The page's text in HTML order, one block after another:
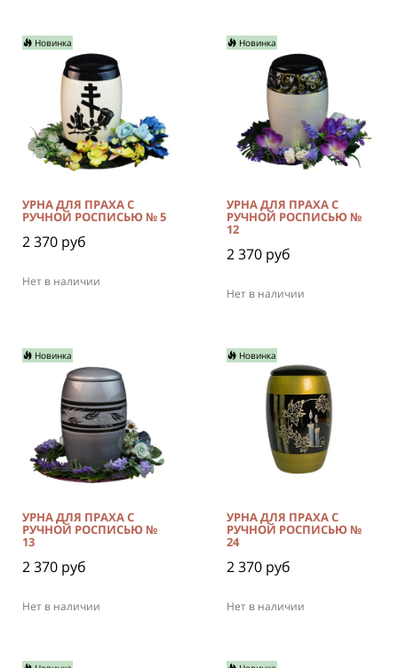
Новинка
Нет в наличии
УРНА ДЛЯ ПРАХА С
РУЧНОЙ РОСПИСЬЮ № 5
2 370 руб
Новинка
Нет в наличии
УРНА ДЛЯ ПРАХА С
РУЧНОЙ РОСПИСЬЮ №
12
2 370 руб
Новинка
Нет в наличии
УРНА ДЛЯ ПРАХА С
РУЧНОЙ РОСПИСЬЮ №
13
2 370 руб
Новинка
Нет в наличии
УРНА ДЛЯ ПРАХА С
РУЧНОЙ РОСПИСЬЮ №
24
2 370 руб